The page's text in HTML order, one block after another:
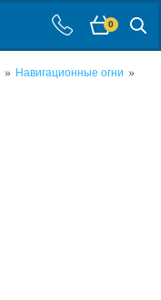
0
» Навигационные огни »